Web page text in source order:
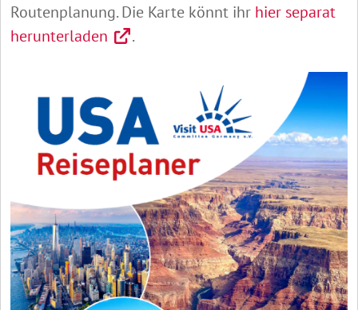
Routenplanung. Die Karte könnt ihr hier separat
herunterladen
.